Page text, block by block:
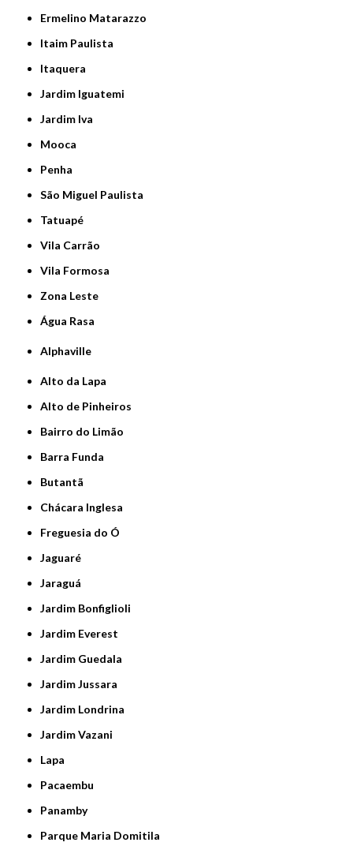
Ermelino Matarazzo
Itaim Paulista
Itaquera
Jardim Iguatemi
Jardim Iva
Mooca
Penha
São Miguel Paulista
Tatuapé
Vila Carrão
Vila Formosa
Zona Leste
Água Rasa
Alphaville
Alto da Lapa
Alto de Pinheiros
Bairro do Limão
Barra Funda
Butantã
Chácara Inglesa
Freguesia do Ó
Jaguaré
Jaraguá
Jardim Bonfiglioli
Jardim Everest
Jardim Guedala
Jardim Jussara
Jardim Londrina
Jardim Vazani
Lapa
Pacaembu
Panamby
Parque Maria Domitila